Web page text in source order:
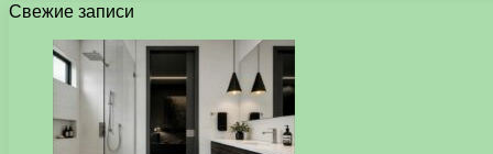
Свежие записи